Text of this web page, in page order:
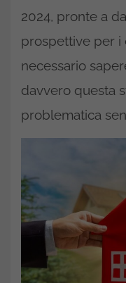
2024, pronte a
prospettive per i
necessario
davvero questa
problematica